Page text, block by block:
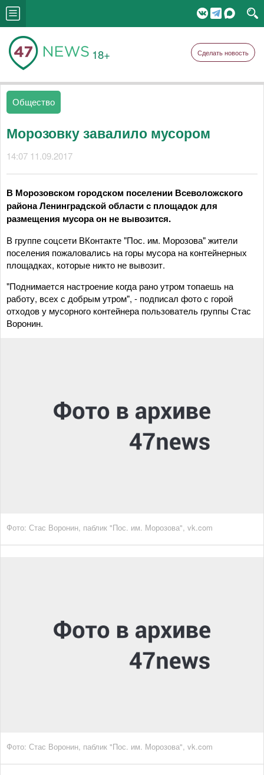
18+ Сделать новость
Общество
Морозовку завалило мусором
14:07 11.09.2017
В Морозовском городском поселении Всеволожского
района Ленинградской области с площадок для
размещения мусора он не вывозится.
В группе соцсети ВКонтакте "Пос. им. Морозова" жители
поселения пожаловались на горы мусора на контейнерных
площадках, которые никто не вывозит.
"Поднимается настроение когда рано утром топаешь на
работу, всех с добрым утром", - подписал фото с горой
отходов у мусорного контейнера пользователь группы Стас
Воронин.
Фото: Стас Воронин, паблик "Пос. им. Морозова", vk.com
Фото: Стас Воронин, паблик "Пос. им. Морозова", vk.com